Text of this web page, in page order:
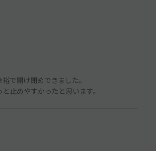
で開け閉めできました。
止めやすかったと思います。